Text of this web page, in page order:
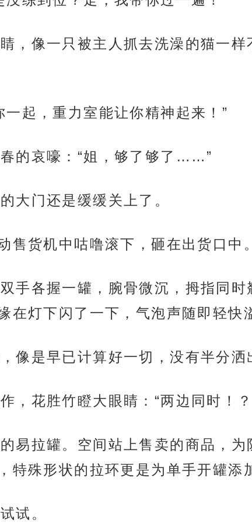
，像一只被主人抓去洗澡的猫一样
起，重力室能让你精神起来！”
的哀嚎：“姐，够了够了……”
大门还是缓缓关上了。
售货机中咕噜滚下，砸在出货口中。
手各握一罐，腕骨微沉，拇指同时
在灯下闪了一下，气泡声随即轻快
像是早已计算好一切，没有半分洒
，花胜竹瞪大眼睛：“两边同时！？
易拉罐。空间站上售卖的商品，
特殊形状的拉环更是为单手开罐添
试。